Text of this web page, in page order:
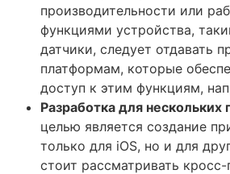
производительности или
функциями устройства,
датчики, следует отдавать
платформам, которые
доступ к этим функциям,
Разработка для
целью является создание
только для iOS, но и для
стоит рассматривать